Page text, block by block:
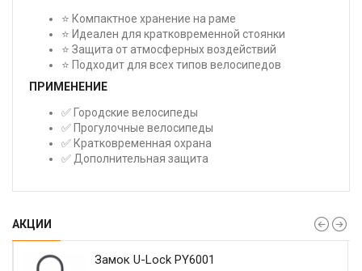
⭐ Компактное хранение на раме
⭐ Идеален для кратковременной стоянки
⭐ Защита от атмосферных воздействий
⭐ Подходит для всех типов велосипедов
ПРИМЕНЕНИЕ
✅ Городские велосипеды
✅ Прогулочные велосипеды
✅ Кратковременная охрана
✅ Дополнительная защита
АКЦИИ
Замок U-Lock PY6001